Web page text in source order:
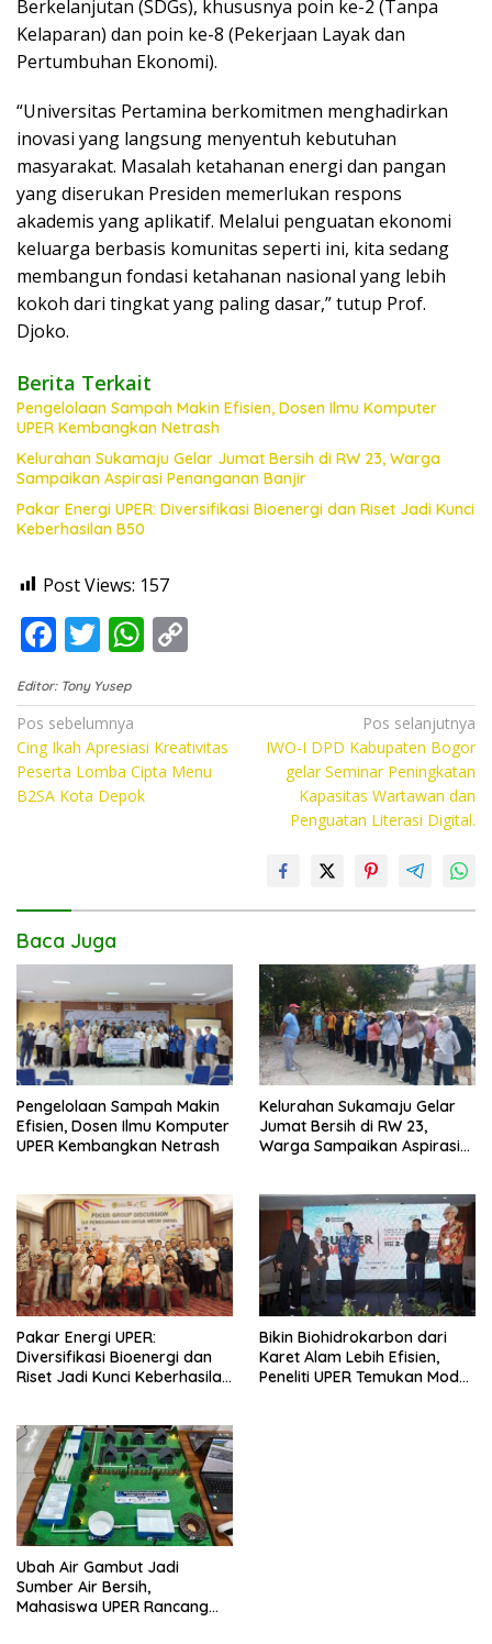
Berkelanjutan (SDGs), khususnya poin ke-2 (Tanpa
Kelaparan) dan poin ke-8 (Pekerjaan Layak dan
Pertumbuhan Ekonomi).
“Universitas Pertamina berkomitmen menghadirkan
inovasi yang langsung menyentuh kebutuhan
masyarakat. Masalah ketahanan energi dan pangan
yang diserukan Presiden memerlukan respons
akademis yang aplikatif. Melalui penguatan ekonomi
keluarga berbasis komunitas seperti ini, kita sedang
membangun fondasi ketahanan nasional yang lebih
kokoh dari tingkat yang paling dasar,” tutup Prof.
Djoko.
Berita Terkait
Pengelolaan Sampah Makin Efisien, Dosen Ilmu Komputer
UPER Kembangkan Netrash
Kelurahan Sukamaju Gelar Jumat Bersih di RW 23, Warga
Sampaikan Aspirasi Penanganan Banjir
Pakar Energi UPER: Diversifikasi Bioenergi dan Riset Jadi Kunci
Keberhasilan B50
Post Views: 157
F
ac
e
b
o
o
T
w
itt
er
W
h
at
s
A
p
p
y
Li
Editor: Tony Yusep
Navigasi
pos
Pos sebelumnya
Cing Ikah Apresiasi Kreativitas
Peserta Lomba Cipta Menu
B2SA Kota Depok
Pos selanjutnya
IWO-I DPD Kabupaten Bogor
gelar Seminar Peningkatan
Kapasitas Wartawan dan
Penguatan Literasi Digital.
Baca Juga
Pengelolaan Sampah Makin
Efisien, Dosen Ilmu Komputer
UPER Kembangkan Netrash
Kelurahan Sukamaju Gelar
Jumat Bersih di RW 23,
Warga Sampaikan Aspirasi
Pakar Energi UPER:
Diversifikasi Bioenergi dan
Riset Jadi Kunci Keberhasilan
Bikin Biohidrokarbon dari
Karet Alam Lebih Efisien,
Peneliti UPER Temukan Model
Ubah Air Gambut Jadi
Sumber Air Bersih,
Mahasiswa UPER Rancang